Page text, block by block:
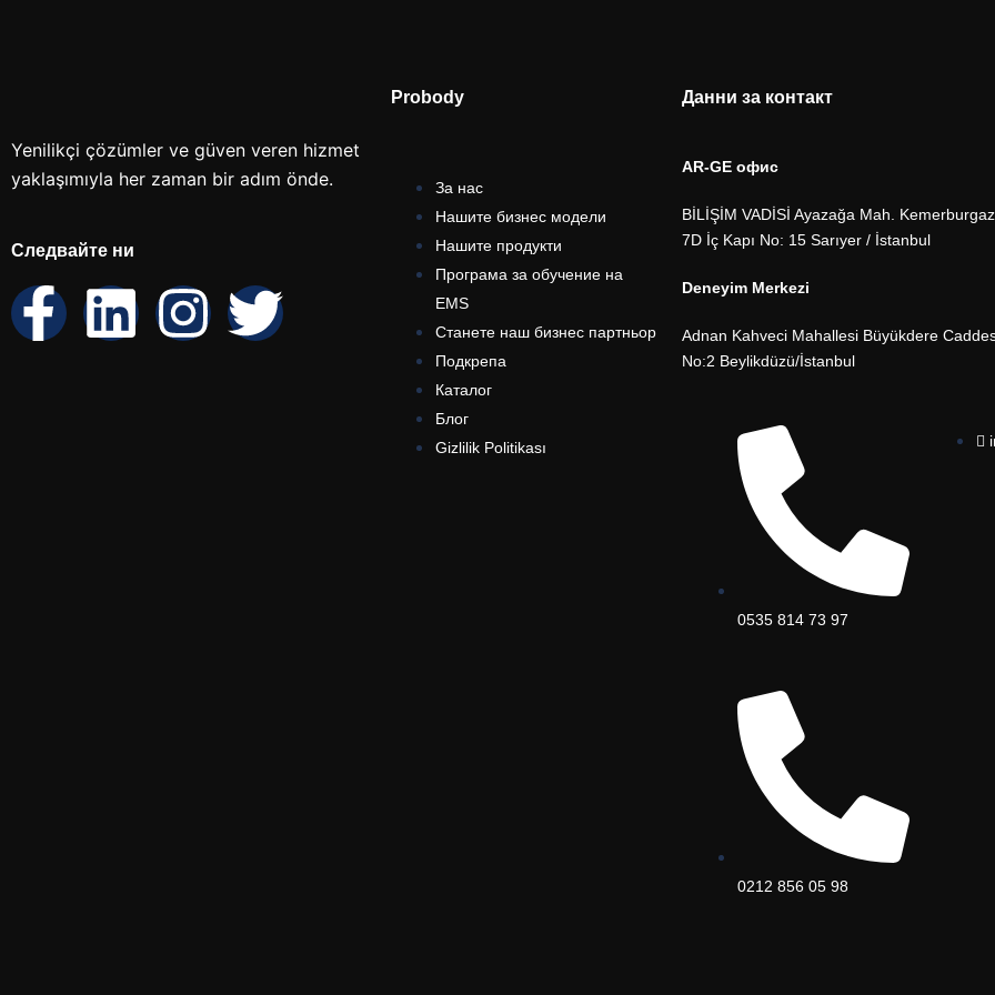
Yenilikçi çözümler ve güven veren hizmet
yaklaşımıyla her zaman bir adım önde.
Следвайте ни
Probody
За нас
Нашите бизнес модели
Нашите продукти
Програма за обучение на
EMS
Станете наш бизнес партньор
Подкрепа
Каталог
Блог
Gizlilik Politikası
Данни за контакт
AR-GE офис
BİLİŞİM VADİSİ Ayazağa Mah.
7D İç Kapı No: 15 Sarıyer / İstanbul
Deneyim Merkezi
Adnan Kahveci Mahallesi Büyükdere
No:2 Beylikdüzü/İstanbul
0535 814 73 97
0212 856 05 98